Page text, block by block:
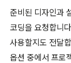
준비된 디자인과
코딩을 요청합니
사용할지도 전달
옵션 중에서 프로